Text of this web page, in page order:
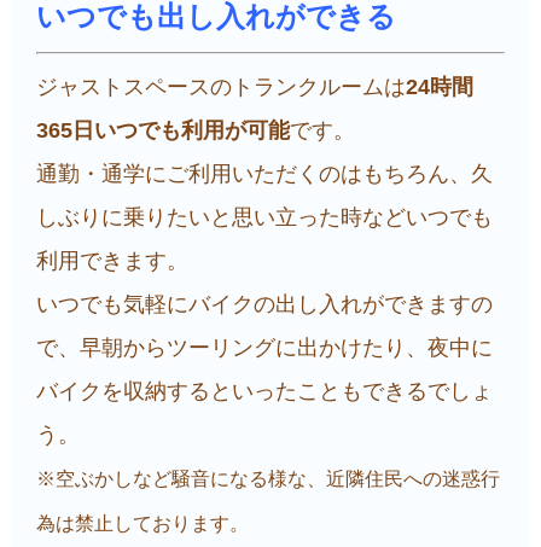
いつでも出し入れができる
ジャストスペースのトランクルームは24時間
365日いつでも利用が可能です。
通勤・通学にご利用いただくのはもちろん、久
しぶりに乗りたいと思い立った時などいつでも
利用できます。
いつでも気軽にバイクの出し入れができますの
で、早朝からツーリングに出かけたり、夜中に
バイクを収納するといったこともできるでしょ
う。
※空ぶかしなど騒音になる様な、近隣住民への迷惑行
為は禁止しております。